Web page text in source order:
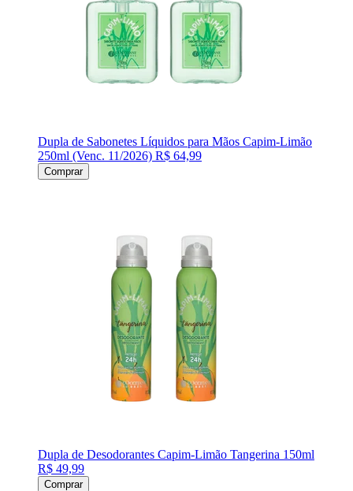
Dupla de Sabonetes Líquidos para Mãos Capim-Limão
250ml (Venc. 11/2026) R$ 64,99
Comprar
Dupla de Desodorantes Capim-Limão Tangerina 150ml
R$ 49,99
Comprar